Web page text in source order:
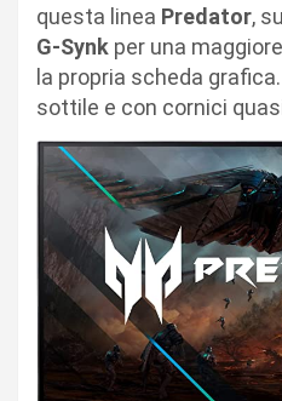
questa linea Predator,
G-Synk per una
la propria scheda
sottile e con cornici